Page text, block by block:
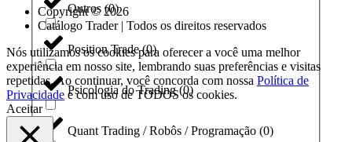
Outros (0)
Position Trade(0)
Psicologia do Trading(0)
Quant Trading / Robôs / Programação (0)
Copyright © 2026
Catálogo Trader | Todos os direitos reservados
Nós utilizamos os cookies para oferecer a você uma melhor
experiência em nosso site, lembrando suas preferências e visitas
repetidas. Ao continuar, você concorda com nossa Política de
Privacidade e com uso de TODOS os cookies.
Aceitar